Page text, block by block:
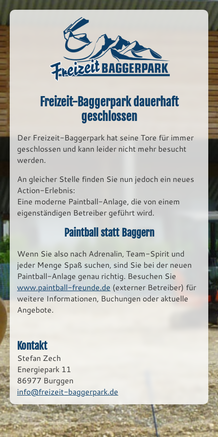
Freizeit-Baggerpark dauerhaft
geschlossen
Der Freizeit-Baggerpark hat seine Tore für immer
geschlossen und kann leider nicht mehr besucht
werden.
An gleicher Stelle finden Sie nun jedoch ein neues
Action-Erlebnis:
Eine moderne Paintball-Anlage, die von einem
eigenständigen Betreiber geführt wird.
Paintball statt Baggern
Wenn Sie also nach Adrenalin, Team-Spirit und
jeder Menge Spaß suchen, sind Sie bei der neuen
Paintball-Anlage genau richtig. Besuchen Sie
www.paintball-freunde.de (externer Betreiber) für
weitere Informationen, Buchungen oder aktuelle
Angebote.
Kontakt
Stefan Zech
Energiepark 11
86977 Burggen
info@freizeit-baggerpark.de